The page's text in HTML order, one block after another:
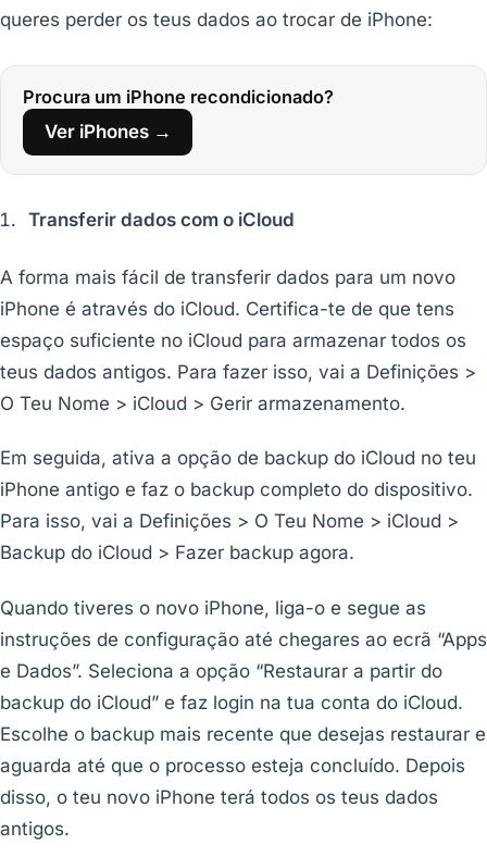
queres perder os teus dados ao trocar de iPhone:
Procura um iPhone recondicionado?
Ver iPhones →
Transferir dados com o iCloud
A forma mais fácil de transferir dados para um novo
iPhone é através do iCloud. Certifica-te de que tens
espaço suficiente no iCloud para armazenar todos os
teus dados antigos. Para fazer isso, vai a Definições >
O Teu Nome > iCloud > Gerir armazenamento.
Em seguida, ativa a opção de backup do iCloud no teu
iPhone antigo e faz o backup completo do dispositivo.
Para isso, vai a Definições > O Teu Nome > iCloud >
Backup do iCloud > Fazer backup agora.
Quando tiveres o novo iPhone, liga-o e segue as
instruções de configuração até chegares ao ecrã “Apps
e Dados”. Seleciona a opção “Restaurar a partir do
backup do iCloud” e faz login na tua conta do iCloud.
Escolhe o backup mais recente que desejas restaurar e
aguarda até que o processo esteja concluído. Depois
disso, o teu novo iPhone terá todos os teus dados
antigos.